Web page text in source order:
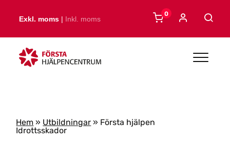
Exkl. moms | Inkl. moms
0
Hem » Utbildningar » Första hjälpen
Idrottsskador